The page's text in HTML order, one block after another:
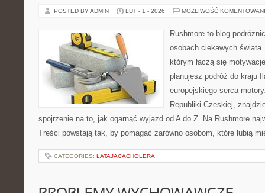
POSTED BY ADMIN LUT - 1 - 2026 MOŻLIWOŚĆ
Rushmore to blog
osobach ciekawych
którym łączą się
planujesz podróż do kraju
europejskiego serca
Republiki Czeskiej,
spojrzenie na to, jak ogarnąć wyjazd od A do Z. Na Rushmore
Treści powstają tak, by pomagać zarówno osobom, które lubią
CATEGORIES: LATAJACACHOLERA